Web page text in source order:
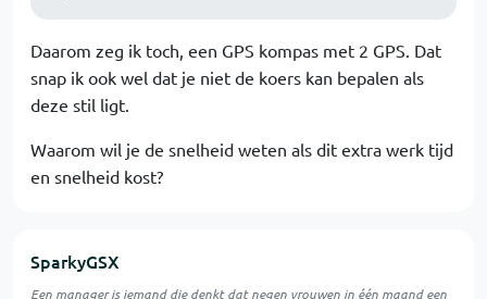
Daarom zeg ik toch, een GPS kompas met 2 GPS. Dat
snap ik ook wel dat je niet de koers kan bepalen als
deze stil ligt.
Waarom wil je de snelheid weten als dit extra werk tijd
en snelheid kost?
SparkyGSX
Een manager is iemand die denkt dat negen vrouwen in één maand een